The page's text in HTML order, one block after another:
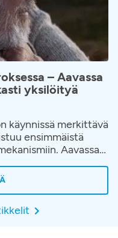
– Aavassa
yksilöityä
käynnissä merkittävä
ensimmäistä
Aavassa
aikainen